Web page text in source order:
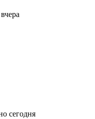
вчера
сегодня